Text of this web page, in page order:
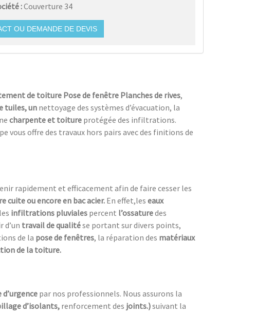
:Couverture 34
OU DEMANDE DE DEVIS
de toiture Pose de fenêtre Planches de rives,
tuiles, un nettoyage des systèmes d’évacuation, la
charpente et toiture protégée des infiltrations.
offre des travaux hors pairs avec des finitions de
rapidement et efficacement afin de faire cesser les
ou encore en bac acier. En effet,les eaux
infiltrations pluviales percent l’ossaturedes
d’un travail de qualitése portant sur divers points,
de la pose de fenêtres, la réparation des matériaux
de la toiture.
par nos professionnels. Nous assurons la
d’isolants, renforcement des joints.)suivant la